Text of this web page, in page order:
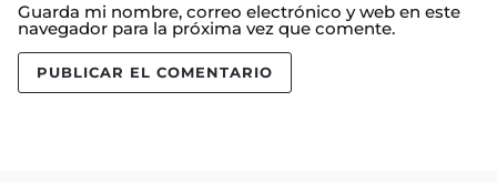
Guarda mi nombre, correo electrónico y web en este
navegador para la próxima vez que comente.